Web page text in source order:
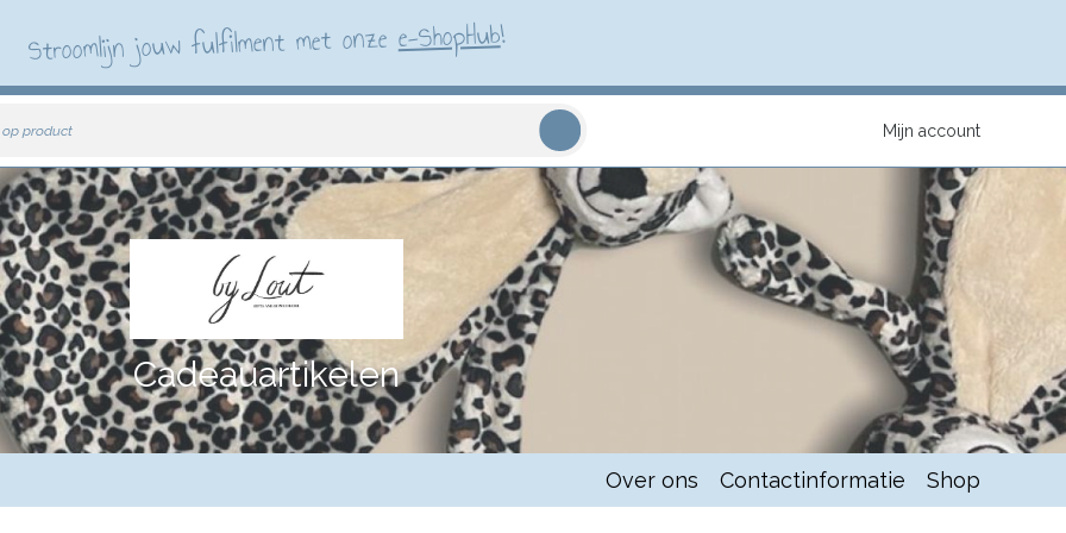
Stroomlijn jouw fulfilment met onzee-ShopHub!
op product Mijn account
Cadeauartikelen
Over ons Contactinformatie Shop